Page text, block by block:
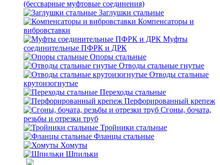
(бессварные муфтовые соединения)
Заглушки стальные
Компенсаторы и
вибровставки
Муфты
соединительные ПФРК и ДРК
Опоры стальные
Отводы стальные гнутые
Отводы стальные
крутоизогнутые
Переходы стальные
Перфорированный крепеж
Сгоны, бочата,
резьбы и отрезки труб
Тройники стальные
Фланцы стальные
Хомуты
Шпильки